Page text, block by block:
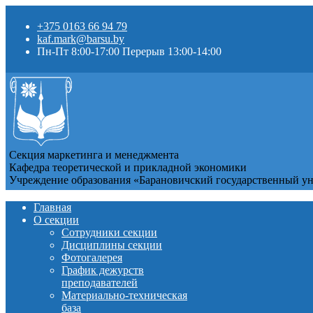
+375 0163 66 94 79
kaf.mark@barsu.by
Пн-Пт 8:00-17:00 Перерыв 13:00-14:00
Секция маркетинга и менеджмента
Кафедра теоретической и прикладной экономики
Учреждение образования «Барановичский государственный
Главная
О секции
Сотрудники секции
Дисциплины секции
Фотогалерея
График дежурств
преподавателей
Материально-техническая
база